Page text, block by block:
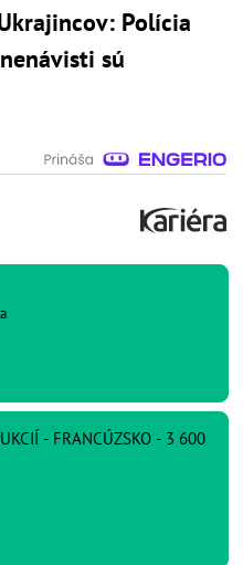
Polícia
sú
- FRANCÚZSKO - 3 600